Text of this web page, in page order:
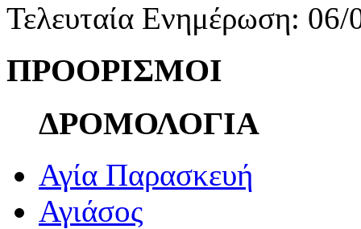
Τελευταία Ενημέρωση:
ΠΡΟΟΡΙΣΜΟΙ
ΔΡΟΜΟΛΟΓΙΑ
Αγία Παρασκευή
Αγιάσος